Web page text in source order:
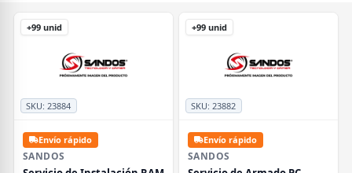
SKU:23884
+99 unid
Envío rápido
SANDOS
SKU:23882
+99 unid
Envío rápido
SANDOS